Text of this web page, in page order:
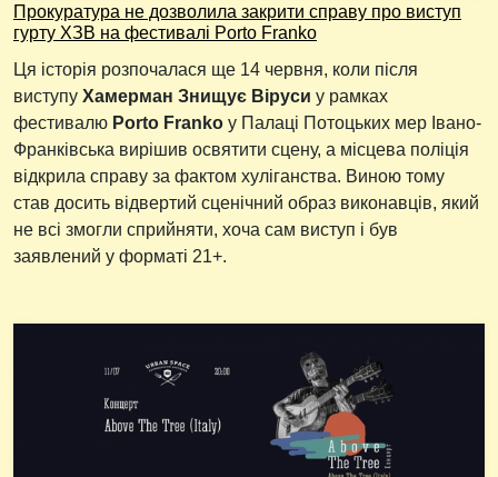
Прокуратура не дозволила закрити справу про виступ
гурту ХЗВ на фестивалі Porto Franko
Ця історія розпочалася ще 14 червня, коли після
виступу Хамерман Знищує Віруси у рамках
фестивалю Porto Franko у Палаці Потоцьких мер Івано-
Франківська вирішив освятити сцену, а місцева поліція
відкрила справу за фактом хуліганства. Виною тому
став досить відвертий сценічний образ виконавців, який
не всі змогли сприйняти, хоча сам виступ і був
заявлений у форматі 21+.